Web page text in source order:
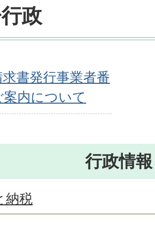
政
書発行事業者番
内について
行政情報
納税